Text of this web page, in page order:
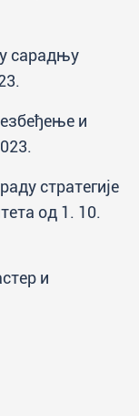
сарадњу
и
стратегије
од 1. 10.
и